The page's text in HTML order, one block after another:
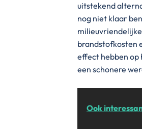
uitstekend
nog niet klaar
brandstofkosten
effect hebben op
een schonere
Ook